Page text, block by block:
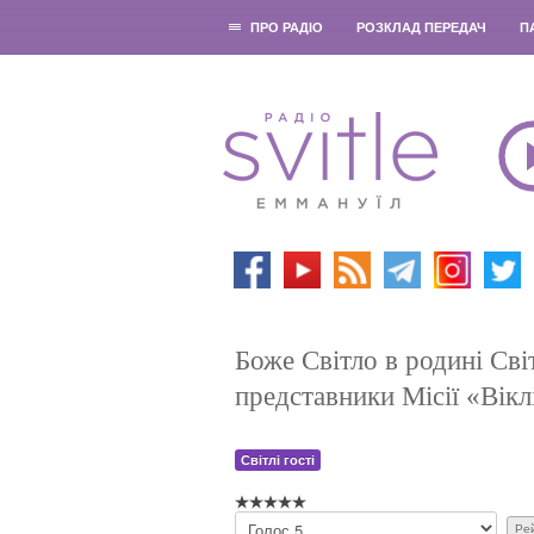
ПРО РАДІО РОЗКЛАД ПЕРЕДАЧ
Боже Світло в родині
представники Місії
Світлі гості
Б